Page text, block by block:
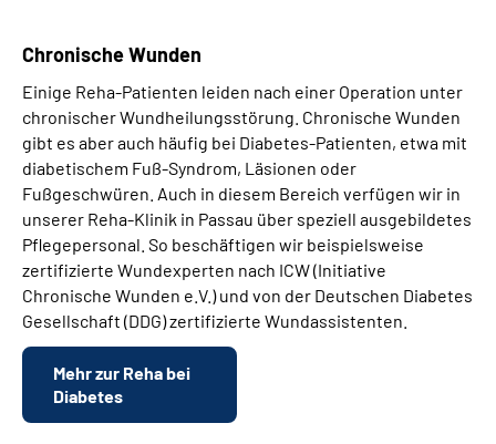
Chronische Wunden
Einige Reha-Patienten leiden nach einer Operation unter
chronischer Wundheilungsstörung. Chronische Wunden
gibt es aber auch häufig bei Diabetes-Patienten, etwa mit
diabetischem Fuß-Syndrom, Läsionen oder
Fußgeschwüren. Auch in diesem Bereich verfügen wir in
unserer Reha-Klinik in Passau über speziell ausgebildetes
Pflegepersonal. So beschäftigen wir beispielsweise
zertifizierte Wundexperten nach ICW (Initiative
Chronische Wunden e.V.) und von der Deutschen Diabetes
Gesellschaft (DDG) zertifizierte Wundassistenten.
Mehr zur Reha bei
Diabetes